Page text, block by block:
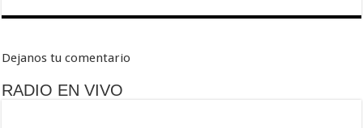
Dejanos tu comentario
RADIO EN VIVO